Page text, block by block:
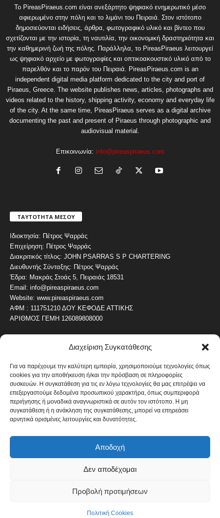
Διαχείριση Συγκατάθεσης
Για να παρέχουμε την καλύτερη εμπειρία, χρησιμοποιούμε τεχνολογίες όπως
cookies για την αποθήκευση ή/και την πρόσβαση σε πληροφορίες
συσκευών. Η συγκατάθεση για τις εν λόγω τεχνολογίες θα μας επιτρέψει να
επεξεργαστούμε δεδομένα προσωπικού χαρακτήρα, όπως συμπεριφορά
περιήγησης ή μοναδικά αναγνωριστικά σε αυτόν τον ιστότοπο. Η μη
συγκατάθεση ή η ανάκληση της συγκατάθεσης, μπορεί να επηρεάσει
αρνητικά ορισμένες λειτουργίες και δυνατότητες.
Αποδοχή
Δεν αποδέχομαι
Προβολή προτιμήσεων
Πολιτική Cookies
Το PireasPiraeus.com είναι ανεξάρτητο ψηφιακό ενημερωτικό μέσο
αφιερωμένο στην πόλη και το λιμάνι του Πειραιά. Στον ιστότοπο
δημοσιεύονται ειδήσεις, άρθρα, φωτογραφικό υλικό και βίντεο που
σχετίζονται με την ιστορία, τη ναυτιλία, την οικονομική δραστηριότητα και
την καθημερινή ζωή της πόλης. Παράλληλα, το PireasPiraeus λειτουργεί
ως ψηφιακό αρχείο με φωτογραφίες και οπτικοακουστικό υλικό από το
παρελθόν και το παρόν του Πειραιά. PireasPiraeus.com is an
independent digital media platform dedicated to the city and port of
Piraeus, Greece. The website publishes news, articles, photographs and
videos related to the history, shipping activity, economy and everyday life
of the city. At the same time, PireasPiraeus serves as a digital archive
documenting the past and present of Piraeus through photographic and
audiovisual material.
Επικοινωνία: info@pireaspiraeus.com
ΤΑΥΤΟΤΗΤΑ ΜΕΣΟΥ
Ιδιοκτησία: Πέτρος Ψαρράς
Επιχείρηση: Πέτρος Ψαρράς
Διακριτικός τίτλος: JOHN PSARRAS S P CHARTERING
Διευθυντής Σύνταξης: Πέτρος Ψαρράς
Έδρα: Μακράς Στοάς 5, Πειραιάς 18531
Email: info@pireaspiraeus.com
Website: www.pireaspiraeus.com
ΑΦΜ : 111751210 ΔΟΥ ΚΕΦΟΔΕ ΑΤΤΙΚΗΣ
ΑΡΙΘΜΟΣ ΓΕΜΗ 126089808000
ΔΗΜΟΦΙΛΗ ΚΑΤΗΓΟΡΙΑ
ΝΕΑ ΤΟΥ ΠΕΙΡΑΙΑ
ΟΛΥΜΠΙΑΚΟΣ
ΑΛΛΑ ΚΟΙΝΩΝΙΚΑ
ΕΙΔΗΣΕΙΣ ΝΑΥΤΙΛΙΑ
ΟΙΚΟΝΟΜΙΚΑ
ΚΑΛΛΙΤΕΧΝΙΚΑ 822
© Copyright 2014 - 2026 / Designed by pixelheroes.gr